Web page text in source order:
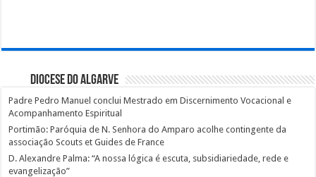
Diocese do Algarve
Padre Pedro Manuel conclui Mestrado em Discernimento Vocacional e
Acompanhamento Espiritual
Portimão: Paróquia de N. Senhora do Amparo acolhe contingente da
associação Scouts et Guides de France
D. Alexandre Palma: “A nossa lógica é escuta, subsidiariedade, rede e
evangelização”